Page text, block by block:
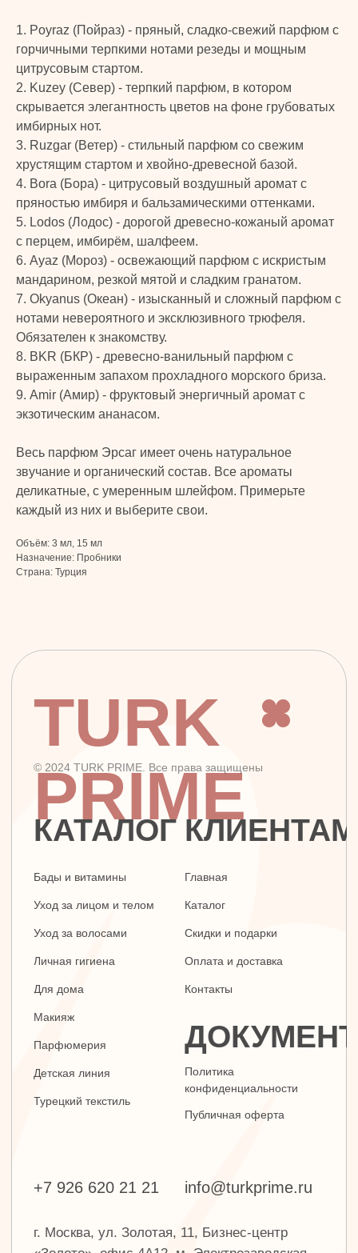
1. Poyraz (Пойраз) - пряный, сладко-свежий парфюм с
горчичными терпкими нотами резеды и мощным
цитрусовым стартом.
2. Kuzey (Север) - терпкий парфюм, в котором
скрывается элегантность цветов на фоне грубоватых
имбирных нот.
3. Ruzgar (Ветер) - стильный парфюм со свежим
хрустящим стартом и хвойно-древесной базой.
4. Bora (Бора) - цитрусовый воздушный аромат с
пряностью имбиря и бальзамическими оттенками.
5. Lodos (Лодос) - дорогой древесно-кожаный аромат
с перцем, имбирём, шалфеем.
6. Ayaz (Мороз) - освежающий парфюм с искристым
мандарином, резкой мятой и сладким гранатом.
7. Okyanus (Океан) - изысканный и сложный парфюм с
нотами невероятного и эксклюзивного трюфеля.
Обязателен к знакомству.
8. BKR (БКР) - древесно-ванильный парфюм с
выраженным запахом прохладного морского бриза.
9. Amir (Амир) - фруктовый энергичный аромат с
экзотическим ананасом.
Весь парфюм Эрсаг имеет очень натуральное
звучание и органический состав. Все ароматы
деликатные, с умеренным шлейфом. Примерьте
каждый из них и выберите свои.
Объём: 3 мл, 15 мл
Назначение: Пробники
Страна: Турция
Бады и витамины
Уход за лицом и телом
Уход за волосами
Личная гигиена
Для дома Контакты
Оплата и доставка
Политика
конфиденциальности
Публичная оферта
Скидки и подарки
Каталог
Главная
Макияж
Парфюмерия
Детская линия
Турецкий текстиль
TURK
PRIME
info@turkprime.ru
г. Москва, ул. Золотая, 11, Бизнес-центр
+7 926 620 21 21
КАТАЛОГ
ДОКУМЕНТЫ
© 2024 TURK PRIME. Все права защищены
Заявка на звонок